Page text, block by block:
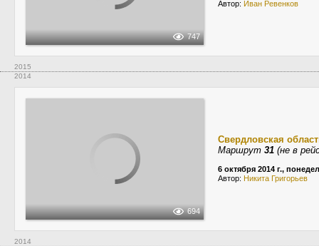
747
Автор: Иван Ревенков
2015
2014
694
Свердловская
Маршрут 31 (не в
6 октября 2014 г.,
Автор: Никита Григорьев
2014